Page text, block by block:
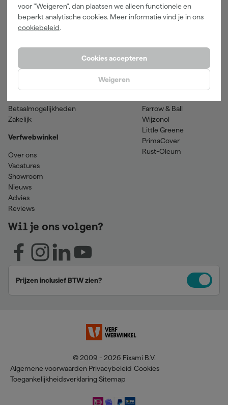
voor "Weigeren", dan plaatsen we alleen functionele en
beperkt analytische cookies. Meer informatie vind je in ons
cookiebeleid.
Cookies accepteren
Weigeren
Schildersbenodigdheden
Gereedschappen
Grondverf en primer
Spuitbussen
Beits
Betonverf en -coatings
Hulp & contact
Klantenservice
Betaalmogelijkheden
Zakelijk
Verfwebwinkel
Over ons
Vacatures
Showroom
Nieuws
Advies
Reviews
Merken
Farrow & Ball
Wijzonol
Little Greene
PrimaCover
Rust-Oleum
Wil je ons volgen?
Prijzen inclusief BTW zien?
© 2009 - 2026 Fixami B.V.
Algemene voorwaarden Privacybeleid Cookies
Toegankelijkheidsverklaring Sitemap